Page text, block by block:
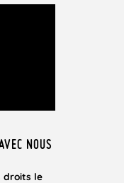
NOUS
droits le